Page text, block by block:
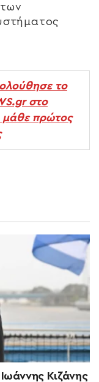
το
στο
μάθε πρώτος
Κιζάνης